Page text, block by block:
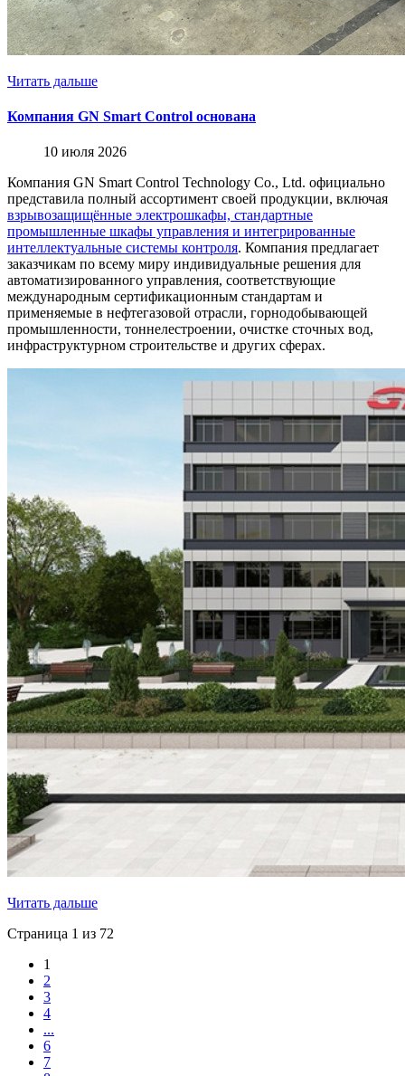
Читать дальше
Компания GN Smart Control основана
10 июля 2026
Компания GN Smart Control Technology Co., Ltd. официально
представила полный ассортимент своей продукции, включая
взрывозащищённые электрошкафы, стандартные
промышленные шкафы управления и интегрированные
интеллектуальные системы контроля. Компания предлагает
заказчикам по всему миру индивидуальные решения для
автоматизированного управления, соответствующие
международным сертификационным стандартам и
применяемые в нефтегазовой отрасли, горнодобывающей
промышленности, тоннелестроении, очистке сточных вод,
инфраструктурном строительстве и других сферах.
Читать дальше
Страница 1 из 72
1
2
3
4
...
6
7